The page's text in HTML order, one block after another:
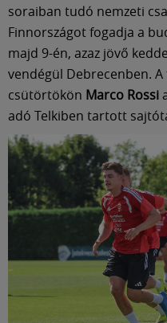
soraiban tudó nemzeti
Finnországot fogadja a
majd 9-én, azaz jövő
vendégül Debrecenben.
csütörtökön Marco Rossi
adó Telkiben tartott
Múzeum
English